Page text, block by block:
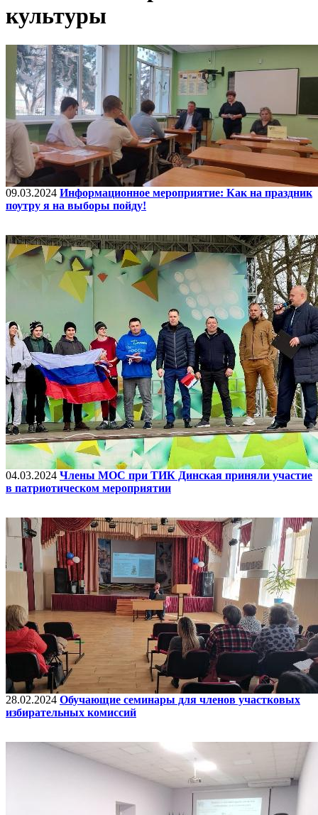
культуры
09.03.2024 Информационное мероприятие: Как на праздник
поутру я на выборы пойду!
04.03.2024 Члены МОС при ТИК Динская приняли участие
в патриотическом мероприятии
28.02.2024 Обучающие семинары для членов участковых
избирательных комиссий